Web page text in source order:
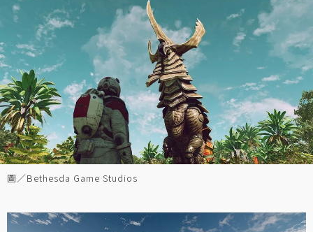
圖／Bethesda Game Studios